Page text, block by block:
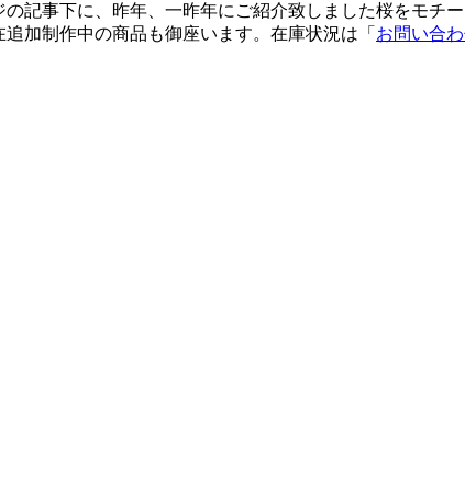
記事下に、昨年、一昨年にご紹介致しました桜をモチ
加制作中の商品も御座います。在庫状況は「 お問い合